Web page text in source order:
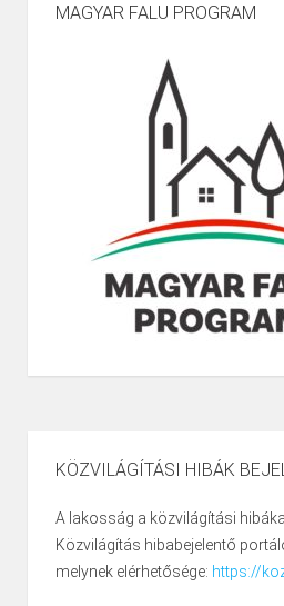
MAGYAR FALU PROGRAM
KÖZVILÁGÍTÁSI HIBÁK
A lakosság a közvilágítási
Közvilágítás hibabejelentő
melynek elérhetősége: https://